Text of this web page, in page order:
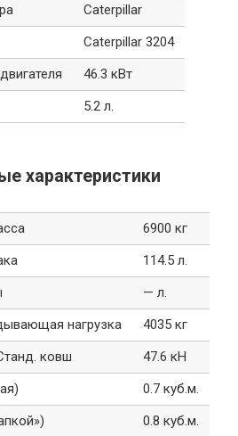
Caterpillar
Caterpillar 3204
46.3 кВт
5.2 л.
характеристики
6900 кг
114.5 л.
— л.
нагрузка
4035 кг
ковш
47.6 кН
0.7 куб.м.
0.8 куб.м.